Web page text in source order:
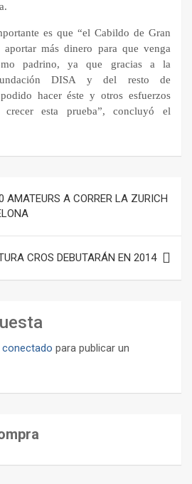
es que “el Cabildo de Gran
más dinero para que venga
padrino, ya que gracias a la
DISA y del resto de
hacer éste y otros esfuerzos
crecer esta prueba”, concluyó el
A CORRER LA ZURICH
CROS DEBUTARÁN EN 2014
conectado para publicar un